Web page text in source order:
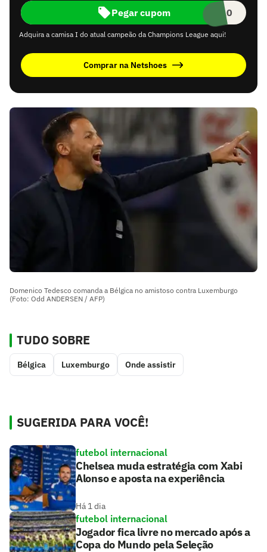
NCE10
Pegar cupom
Adquira a camisa I do atual campeão da Champions League aqui!
Comprar na Netshoes
Domenico Tedesco comanda a Bélgica no amistoso contra Luxemburgo
(Foto: Odd ANDERSEN / AFP)
TUDO SOBRE
Bélgica Luxemburgo Onde assistir
SUGERIDA PARA VOCÊ!
futebol internacional
Chelsea muda estratégia com Xabi
Alonso e aposta na experiência
Há 1 dia
futebol internacional
Jogador fica livre no mercado após a
Copa do Mundo pela Seleção